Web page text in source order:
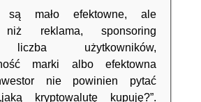
są mało efektowne, ale
niż reklama, sponsoring
liczba użytkowników,
marki albo efektowna
nie powinien pytać
kryptowalutę kupuję?”.